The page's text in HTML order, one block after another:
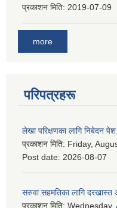
प्रकाशन मिति: 2019-07-09
more
परिपत्रहरू
लेखा परिक्षणका लागि निबेदन पेश
प्रकाशन मिति: Friday,
Post date: 2026-08-07
सरुवा सहमतिका लागि दरखास्त
प्रकाशन मिति: Wednesday,